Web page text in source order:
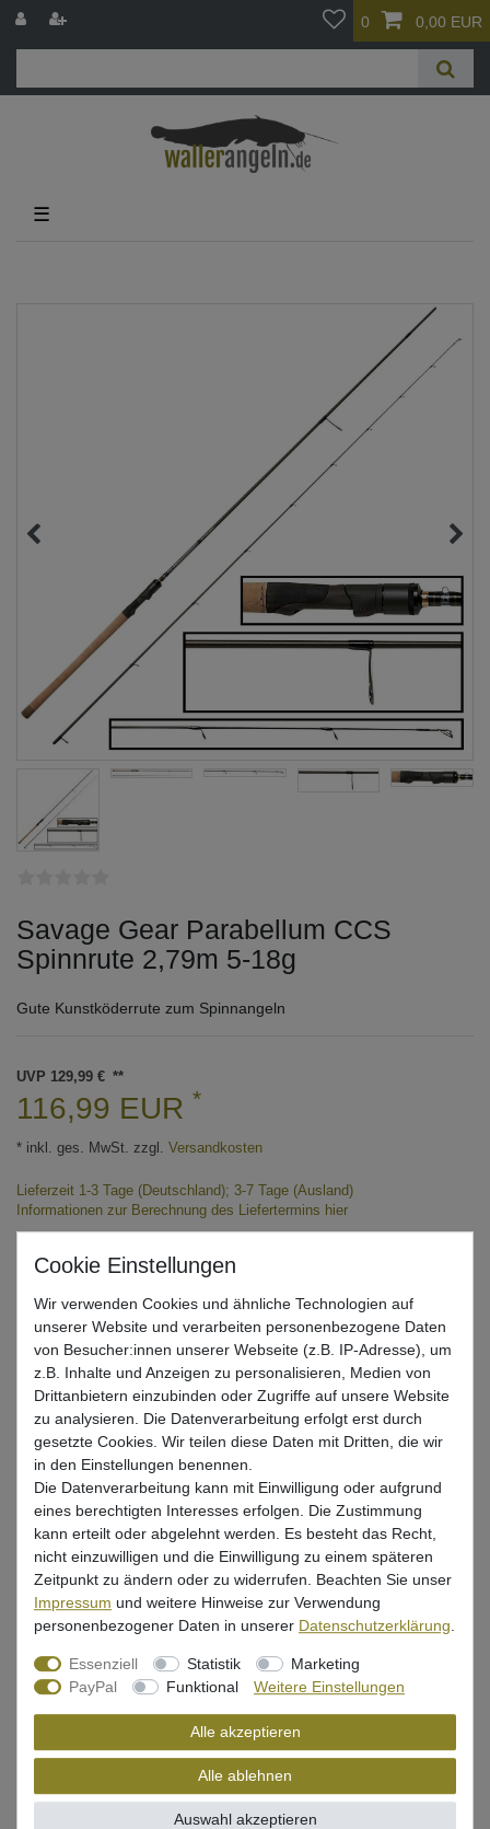
0 0,00 EUR
☰
Savage Gear Parabellum CCS
Spinnrute 2,79m 5-18g
Gute Kunstköderrute zum Spinnangeln
UVP 129,99 €
116,99 EUR *
* inkl. ges. MwSt. zzgl. Versandkosten
Lieferzeit 1-3 Tage (Deutschland); 3-7 Tage (Ausland)
Informationen zur Berechnung des Liefertermins hier
Nur noch 1 Stück verfügbar
In den Warenkorb
Wunschliste
Beschreibung
Bewertung
Produktsicherheit
Spinnrute von Savage Gear zum Spinnfischen auf
Barsche & Forellen
Länge: 279cm, 2-teilig, Transportlänge: 143cm
Gewicht: 125g, Aktion: medium to fast, Wurfgewicht: 5-
Wir verwenden Cookies und ähnliche Technologien auf
unserer Website und verarbeiten personenbezogene Daten
von Besucher:innen unserer Webseite (z.B. IP-Adresse), um
z.B. Inhalte und Anzeigen zu personalisieren, Medien von
Drittanbietern einzubinden oder Zugriffe auf unsere Website
zu analysieren. Die Datenverarbeitung erfolgt erst durch
gesetzte Cookies. Wir teilen diese Daten mit Dritten, die wir
in den Einstellungen benennen.
Die Datenverarbeitung kann mit Einwilligung oder aufgrund
eines berechtigten Interesses erfolgen. Die Zustimmung
kann erteilt oder abgelehnt werden. Es besteht das Recht,
nicht einzuwilligen und die Einwilligung zu einem späteren
Zeitpunkt zu ändern oder zu widerrufen. Beachten Sie unser
Impressum und weitere Hinweise zur Verwendung
personenbezogener Daten in unserer Daten­schutz­erklärung
Essenziell Statistik
Marketing
PayPal
Funktional Weitere Einstellungen
Alle akzeptieren
Alle ablehnen
Auswahl akzeptieren